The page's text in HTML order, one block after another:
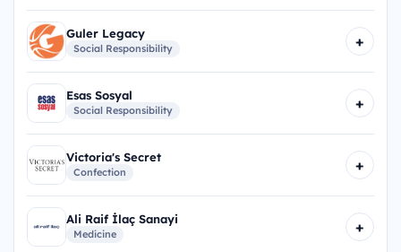
Guler Legacy
Social Responsibility +
Esas Sosyal
Social Responsibility +
Victoria's Secret
Confection +
Ali Raif İlaç Sanayi
Medicine +